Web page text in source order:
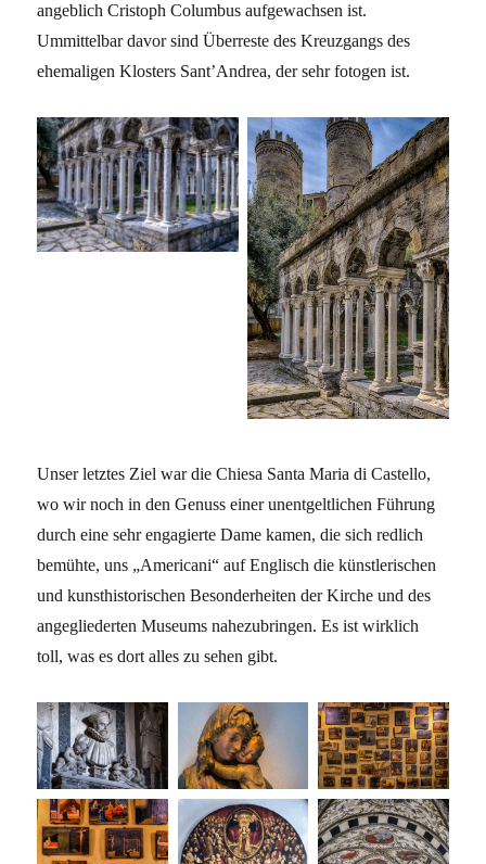
angeblich Cristoph Columbus aufgewachsen ist.
Ummittelbar davor sind Überreste des Kreuzgangs des
ehemaligen Klosters Sant’Andrea, der sehr fotogen ist.
Unser letztes Ziel war die Chiesa Santa Maria di Castello,
wo wir noch in den Genuss einer unentgeltlichen Führung
durch eine sehr engagierte Dame kamen, die sich redlich
bemühte, uns „Americani“ auf Englisch die künstlerischen
und kunsthistorischen Besonderheiten der Kirche und des
angegliederten Museums nahezubringen. Es ist wirklich
toll, was es dort alles zu sehen gibt.